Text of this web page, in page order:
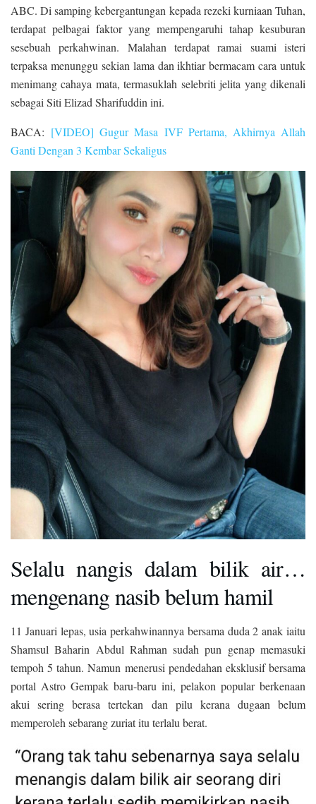
ABC. Di samping kebergantungan kepada rezeki kurniaan Tuhan,
terdapat pelbagai faktor yang mempengaruhi tahap kesuburan
sesebuah perkahwinan. Malahan terdapat ramai suami isteri
terpaksa menunggu sekian lama dan ikhtiar bermacam cara untuk
menimang cahaya mata, termasuklah selebriti jelita yang dikenali
sebagai Siti Elizad Sharifuddin ini.
BACA: [VIDEO] Gugur Masa IVF Pertama, Akhirnya Allah
Ganti Dengan 3 Kembar Sekaligus
Selalu nangis dalam bilik air…
mengenang nasib belum hamil
11 Januari lepas, usia perkahwinannya bersama duda 2 anak iaitu
Shamsul Baharin Abdul Rahman sudah pun genap memasuki
tempoh 5 tahun. Namun menerusi pendedahan eksklusif bersama
portal Astro Gempak baru-baru ini, pelakon popular berkenaan
akui sering berasa tertekan dan pilu kerana dugaan belum
memperoleh sebarang zuriat itu terlalu berat.